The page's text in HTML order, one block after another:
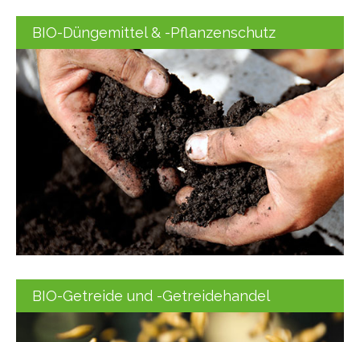
BIO-Düngemittel & -Pflanzenschutz
BIO-Getreide und -Getreidehandel